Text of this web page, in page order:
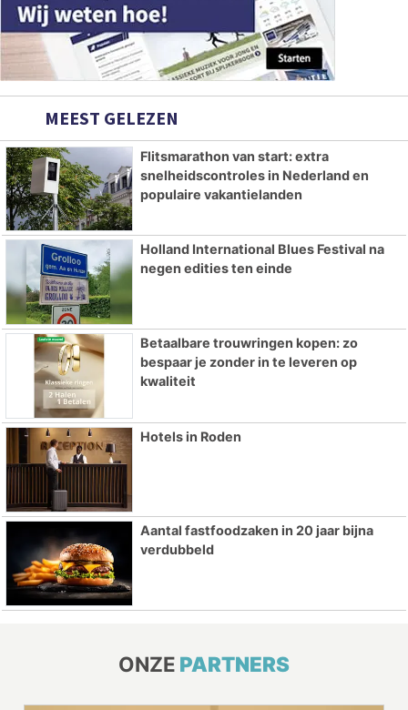
MEEST GELEZEN
Flitsmarathon van start: extra
snelheidscontroles in Nederland en
populaire vakantielanden
Holland International Blues Festival na
negen edities ten einde
Betaalbare trouwringen kopen: zo
bespaar je zonder in te leveren op
kwaliteit
Hotels in Roden
Aantal fastfoodzaken in 20 jaar bijna
verdubbeld
ONZE PARTNERS